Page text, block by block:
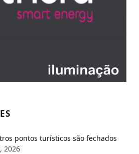
pontos turísticos são fechados
2026